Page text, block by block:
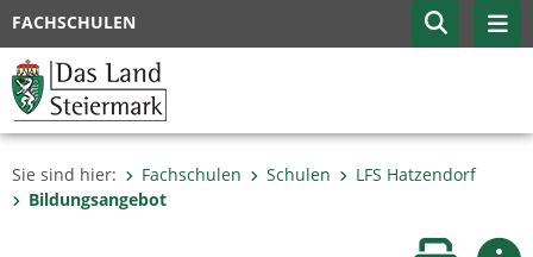
FACHSCHULEN
Sie sind hier: Fachschulen Schulen
LFS Hatzendorf
Bildungsangebot